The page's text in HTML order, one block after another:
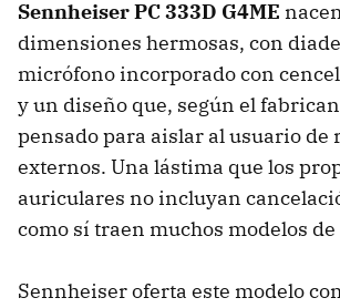
Sennheiser PC 333D G4ME
dimensiones hermosas, con
micrófono incorporado con
y un diseño que, según el
pensado para aislar al usuario de
externos. Una lástima que los
auriculares no incluyan
como sí traen muchos modelos de
Sennheiser oferta este modelo